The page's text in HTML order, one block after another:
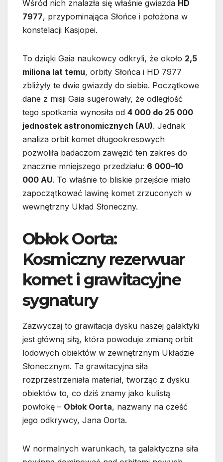
Wśród nich znalazła się właśnie gwiazda HD
7977, przypominająca Słońce i położona w
konstelacji Kasjopei.
To dzięki Gaia naukowcy odkryli, że około 2,5
miliona lat temu, orbity Słońca i HD 7977
zbliżyły te dwie gwiazdy do siebie. Początkowe
dane z misji Gaia sugerowały, że odległość
tego spotkania wynosiła od 4 000 do 25 000
jednostek astronomicznych (AU). Jednak
analiza orbit komet długookresowych
pozwoliła badaczom zawęzić ten zakres do
znacznie mniejszego przedziału: 6 000–10
000 AU. To właśnie to bliskie przejście miało
zapoczątkować lawinę komet zrzuconych w
wewnętrzny Układ Słoneczny.
Obłok Oorta:
Kosmiczny rezerwuar
komet i grawitacyjne
sygnatury
Zazwyczaj to grawitacja dysku naszej galaktyki
jest główną siłą, która powoduje zmianę orbit
lodowych obiektów w zewnętrznym Układzie
Słonecznym. Ta grawitacyjna siła
rozprzestrzeniała materiał, tworząc z dysku
obiektów to, co dziś znamy jako kulistą
powłokę – Obłok Oorta, nazwany na cześć
jego odkrywcy, Jana Oorta.
W normalnych warunkach, ta galaktyczna siła